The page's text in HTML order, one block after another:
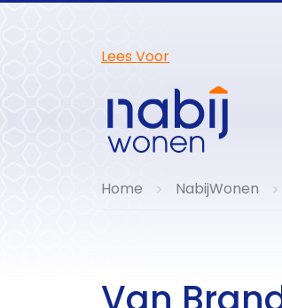
Lees Voor
Home > NabijWonen >